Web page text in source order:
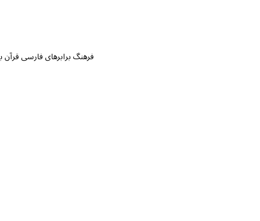
فرهنگ برابرهای فارسی قرآن بر اساس ۱۴۲ نسخه خطی کهن محفوظ در